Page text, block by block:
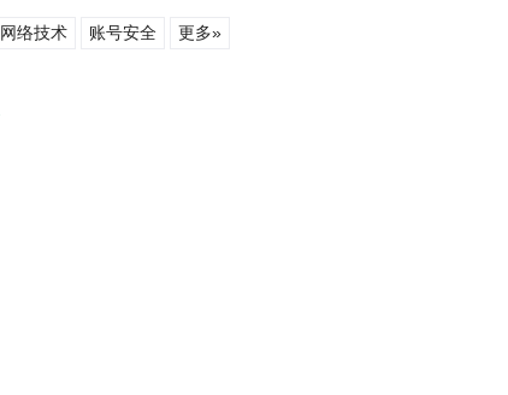
网络技术 账号安全 更多»